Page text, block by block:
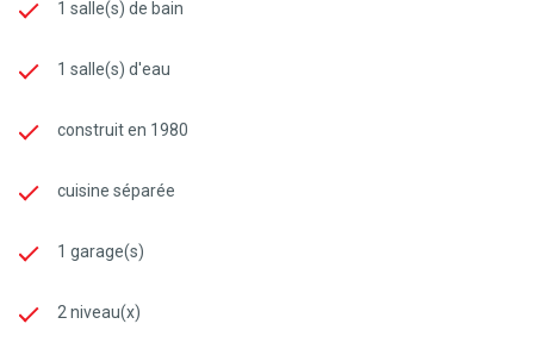
1 salle(s) de bain
1 salle(s) d'eau
construit en 1980
cuisine séparée
1 garage(s)
2 niveau(x)